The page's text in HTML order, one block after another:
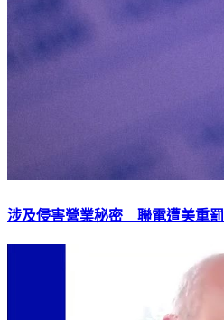
涉及侵害營業秘密 聯電遭美重